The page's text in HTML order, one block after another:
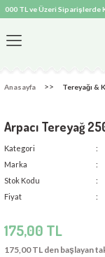
TL ve Üzeri Siparişlerde
Anasayfa Tereyağı &
Arpacı Tereyağ
Kategori
Marka
Stok Kodu
Fiyat
175,00 TL
175,00 TL den başlayan